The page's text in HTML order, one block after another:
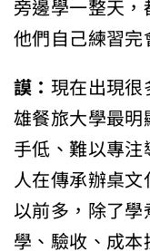
他們自己練習
謨：現在出現
雄餐旅大學最
手低、難以專
人在傳承辦桌
以前多，除了